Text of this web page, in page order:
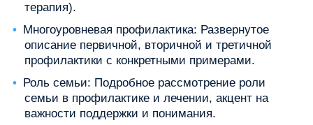
терапия).
Многоуровневая профилактика: Развернутое
описание первичной, вторичной и третичной
профилактики с конкретными примерами.
Роль семьи: Подробное рассмотрение роли
семьи в профилактике и лечении, акцент на
важности поддержки и понимания.